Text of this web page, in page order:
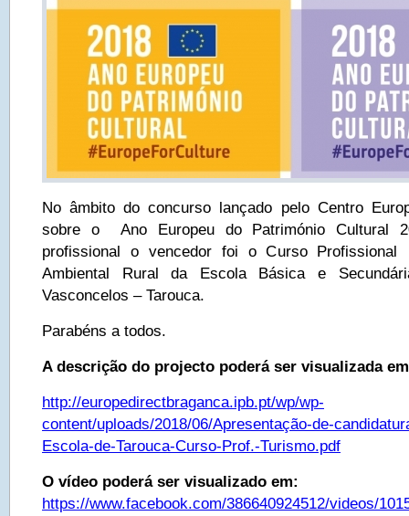
No âmbito do concurso lançado pelo Centro
sobre o Ano Europeu do Património Cultural
profissional o vencedor foi o Curso
Ambiental Rural da Escola Básica e
Vasconcelos – Tarouca.
Parabéns a todos.
A descrição do projecto poderá ser visualizada
http://europedirectbraganca.ipb.pt/wp/wp-
content/uploads/2018/06/Apresentação-de-
Escola-de-Tarouca-Curso-Prof.-Turismo.pdf
O vídeo poderá ser visualizado em:
https://www.facebook.com/386640924512/videos/